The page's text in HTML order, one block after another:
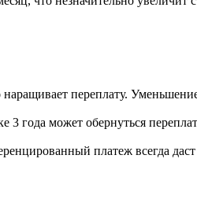
переплату.
года может обернуться
платеж всегда